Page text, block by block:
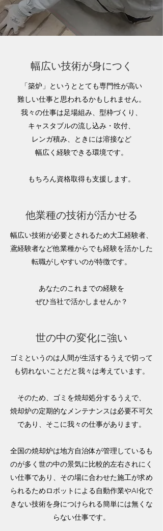
幅広い技術が身につく
「築炉」というととても専門性が高い
難しい仕事と思われるかもしれません。
我々の仕事は足場組み、型枠づくり、
キャスタブルの流し込み・吹付、
レンガ積み、ときには溶接など
幅広く経験できる環境です。
もちろん資格取得も支援します。
他業種の技術が活かせる
幅広い技術が必要とされるため大工経験者、
鳶経験者など他業種からでも経験を活かした
転職がしやすいのが特徴です。
あなたのこれまでの経験を
ぜひ当社で活かしませんか？
世の中の変化に強い
ゴミというのは人間が生活するうえで切って
も切れないことだと我々は考えています。
そのため、ゴミを焼却処分するうえで、
焼却炉の定期的なメンテナンスは必要不可欠
であり、そこに我々の仕事があります。
全国の焼却炉は地方自治体が管理しているも
のが多く世の中の景気に比較的左右されにく
い仕事であり、その場に合わせた施工が求め
られるためロボットによる自動作業やAI化で
きない技術を身につけられる簡単には無くな
らない仕事です。